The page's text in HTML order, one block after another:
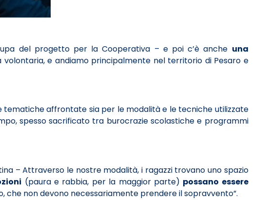
del progetto per la Cooperativa – e poi c’è anche una
e andiamo principalmente nel territorio di Pesaro e
affrontate sia per le modalità e le tecniche utilizzate
spesso sacrificato tra burocrazie scolastiche e programmi
– Attraverso le nostre modalità, i ragazzi trovano uno spazio
(paura e rabbia, per la maggior parte) possano essere
non devono necessariamente prendere il sopravvento”.